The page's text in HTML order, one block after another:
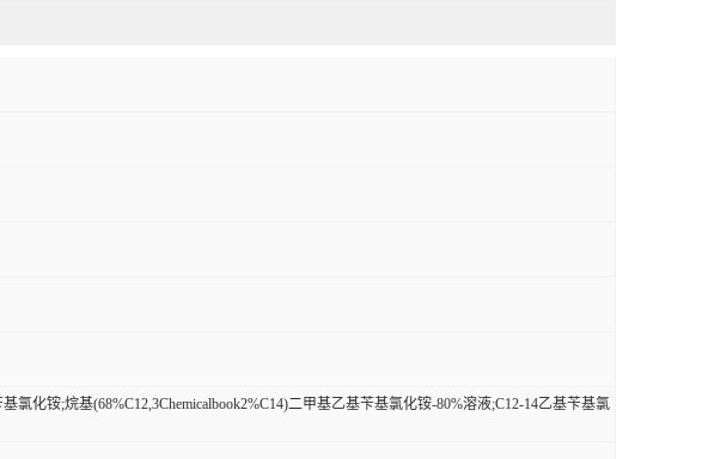
氯化铵;烷基(68%C12,3Chemicalbook2%C14)二甲基乙基苄基氯化铵-80%溶液;C12-14乙基苄基氯